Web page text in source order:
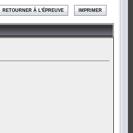
RETOURNER À L'ÉPREUVE IMPRIMER